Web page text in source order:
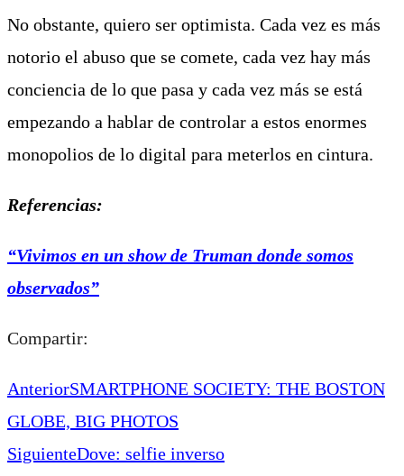
No obstante, quiero ser optimista. Cada vez es más
notorio el abuso que se comete, cada vez hay más
conciencia de lo que pasa y cada vez más se está
empezando a hablar de controlar a estos enormes
monopolios de lo digital para meterlos en cintura.
Referencias:
“Vivimos en un show de Truman donde somos
observados”
Compartir:
AnteriorSMARTPHONE SOCIETY: THE BOSTON
GLOBE, BIG PHOTOS
SiguienteDove: selfie inverso